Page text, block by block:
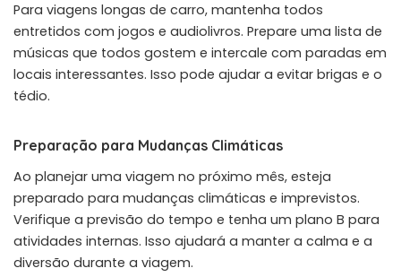
Para viagens longas de carro, mantenha todos
entretidos com jogos e audiolivros. Prepare uma lista de
músicas que todos gostem e intercale com paradas em
locais interessantes. Isso pode ajudar a evitar brigas e o
tédio.
Preparação para Mudanças Climáticas
Ao planejar uma viagem no próximo mês, esteja
preparado para mudanças climáticas e imprevistos.
Verifique a previsão do tempo e tenha um plano B para
atividades internas. Isso ajudará a manter a calma e a
diversão durante a viagem.